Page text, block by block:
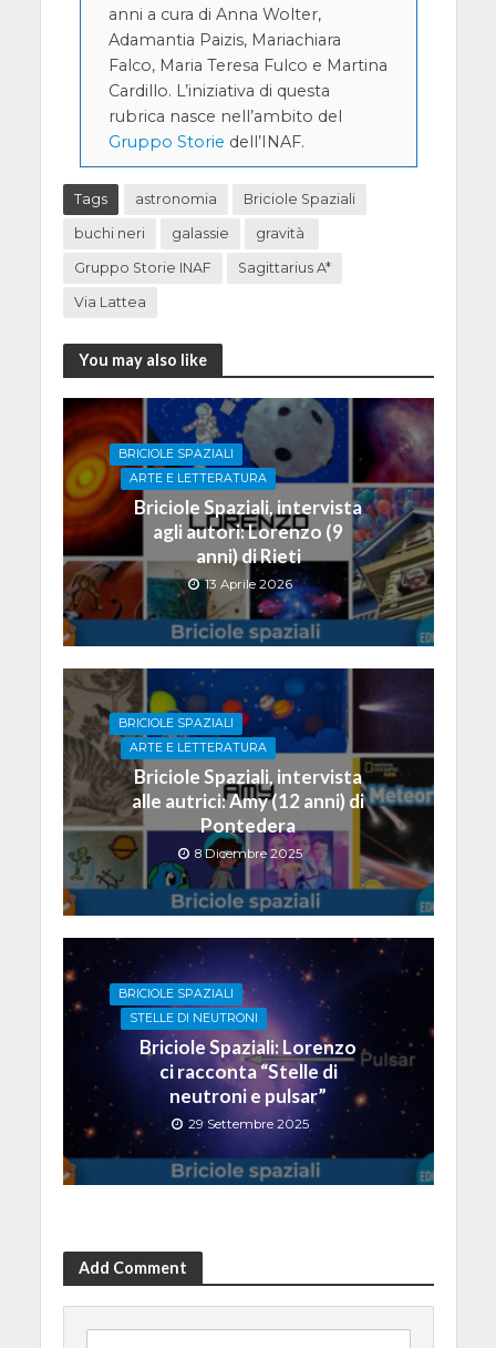
anni a cura di Anna Wolter,
Adamantia Paizis, Mariachiara
Falco, Maria Teresa Fulco e Martina
Cardillo. L’iniziativa di questa
rubrica nasce nell’ambito del
Gruppo Storie dell’INAF.
Tags astronomia Briciole Spaziali
buchi neri galassie gravità
Gruppo Storie INAF Sagittarius A*
Via Lattea
You may also like
BRICIOLE SPAZIALI
ARTE E LETTERATURA
Briciole Spaziali, intervista
agli autori: Lorenzo (9
anni) di Rieti
13 Aprile 2026
BRICIOLE SPAZIALI
ARTE E LETTERATURA
Briciole Spaziali, intervista
alle autrici: Amy (12 anni) di
Pontedera
8 Dicembre 2025
BRICIOLE SPAZIALI
STELLE DI NEUTRONI
Briciole Spaziali: Lorenzo
ci racconta “Stelle di
neutroni e pulsar”
29 Settembre 2025
Add Comment